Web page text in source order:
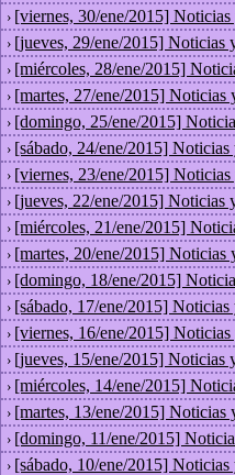
› [viernes, 30/ene/2015]
› [jueves, 29/ene/2015] Noticias
› [miércoles, 28/ene/2015]
› [martes, 27/ene/2015]
› [domingo, 25/ene/2015]
› [sábado, 24/ene/2015]
› [viernes, 23/ene/2015]
› [jueves, 22/ene/2015] Noticias
› [miércoles, 21/ene/2015]
› [martes, 20/ene/2015]
› [domingo, 18/ene/2015]
› [sábado, 17/ene/2015]
› [viernes, 16/ene/2015]
› [jueves, 15/ene/2015] Noticias
› [miércoles, 14/ene/2015]
› [martes, 13/ene/2015]
› [domingo, 11/ene/2015]
› [sábado, 10/ene/2015]